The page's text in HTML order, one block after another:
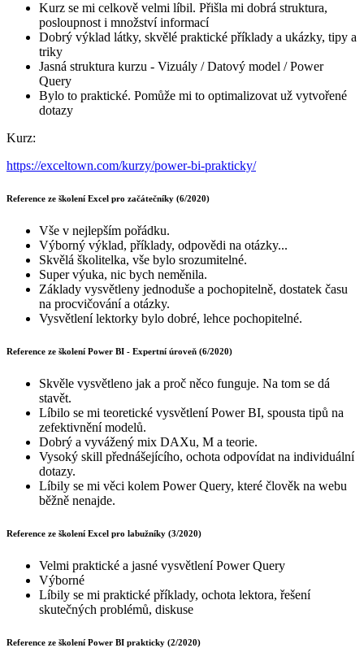
Kurz se mi celkově velmi líbil. Přišla mi dobrá struktura,
posloupnost i množství informací
Dobrý výklad látky, skvělé praktické příklady a ukázky, tipy a
triky
Jasná struktura kurzu - Vizuály / Datový model / Power
Query
Bylo to praktické. Pomůže mi to optimalizovat už vytvořené
dotazy
Kurz:
https://exceltown.com/kurzy/power-bi-prakticky/
Reference ze školení Excel pro začátečníky (6/2020)
Vše v nejlepším pořádku.
Výborný výklad, příklady, odpovědi na otázky...
Skvělá školitelka, vše bylo srozumitelné.
Super výuka, nic bych neměnila.
Základy vysvětleny jednoduše a pochopitelně, dostatek času
na procvičování a otázky.
Vysvětlení lektorky bylo dobré, lehce pochopitelné.
Reference ze školení Power BI - Expertní úroveň (6/2020)
Skvěle vysvětleno jak a proč něco funguje. Na tom se dá
stavět.
Líbilo se mi teoretické vysvětlení Power BI, spousta tipů na
zefektivnění modelů.
Dobrý a vyvážený mix DAXu, M a teorie.
Vysoký skill přednášejícího, ochota odpovídat na individuální
dotazy.
Líbily se mi věci kolem Power Query, které člověk na webu
běžně nenajde.
Reference ze školení Excel pro labužníky (3/2020)
Velmi praktické a jasné vysvětlení Power Query
Výborné
Líbily se mi praktické příklady, ochota lektora, řešení
skutečných problémů, diskuse
Reference ze školení Power BI prakticky (2/2020)